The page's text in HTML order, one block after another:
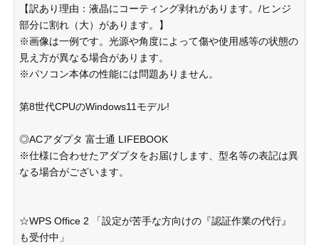
【訳あり理由：液晶にコーティング剥れがあります。/ヒンジ
部分に割れ（大）があります。】
※画像は一例です。光源や角度によって傷や使用感等の状態の
見え方が異なる場合があります。
※パソコン本体の性能には問題ありません。
第8世代CPUのWindows11モデル!
◎ACアダプタ 富士通 LIFEBOOK
※仕様に合わせたアダプタをお届けします、型名等の表記は異
なる場合がございます。
☆WPS Office 2 「設定が苦手な方向けの『認証作業の代行』
も受付中」